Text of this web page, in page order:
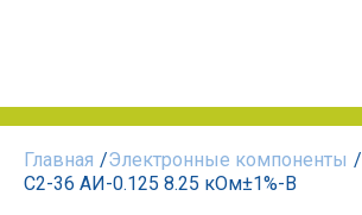
Главная /Электронные компоненты /
С2-36 АИ-0.125 8.25 кОм±1%-В